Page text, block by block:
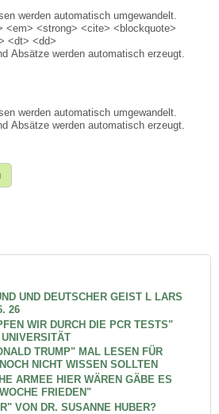
werden automatisch umgewandelt.
<em> <strong> <cite> <blockquote>
<dt> <dd>
Absätze werden automatisch erzeugt.
werden automatisch umgewandelt.
Absätze werden automatisch erzeugt.
UND DEUTSCHER GEIST L LARS
26
WIR DURCH DIE PCR TESTS"
TRUMP" MAL LESEN FÜR
NICHT WISSEN SOLLTEN
ARMEE HIER WÄREN GÄBE ES
FRIEDEN"
VON DR. SUSANNE HUBER?